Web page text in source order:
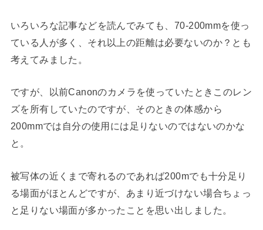
いろいろな記事などを読んでみても、70-200mmを使っ
ている人が多く、それ以上の距離は必要ないのか？とも
考えてみました。
ですが、以前Canonのカメラを使っていたときこのレン
ズを所有していたのですが、そのときの体感から
200mmでは自分の使用には足りないのではないのかな
と。
被写体の近くまで寄れるのであれば200mでも十分足り
る場面がほとんどですが、あまり近づけない場合ちょっ
と足りない場面が多かったことを思い出しました。